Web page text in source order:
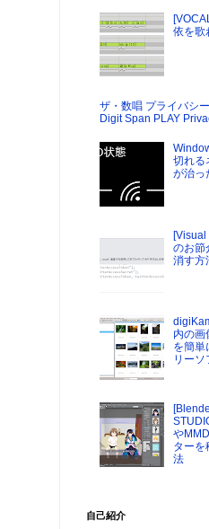
依を歌
ザ・数唱 プライバシ
Digit Span PLAY
切れる
が治っ
[Visual
のお節
消す方
内の画
を簡単
リーソ
や
ターを
法
自己紹介